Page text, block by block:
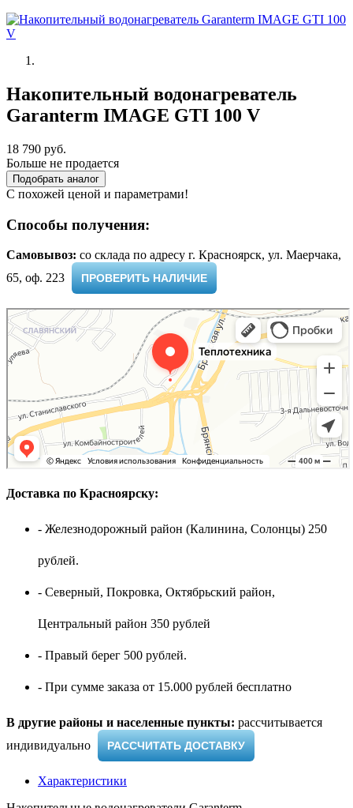
Накопительный водонагреватель
Garanterm IMAGE GTI 100 V
18 790 руб.
Больше не продается
Подобрать аналог
С похожей ценой и параметрами!
Способы получения:
Самовывоз: cо склада по адресу г. Красноярск, ул. Маерчака,
65, оф. 223 ​
ПРОВЕРИТЬ НАЛИЧИЕ
Доставка по Красноярску:
- Железнодорожный район (Калинина, Солонцы) 250
рублей.
- Северный, Покровка, Октябрьский район,
Центральный район 350 рублей
- Правый берег 500 рублей.
- При сумме заказа от 15.000 рублей бесплатно
В другие районы и населенные пункты: рассчитывается
индивидуально ​
РАССЧИТАТЬ ДОСТАВКУ
Характеристики